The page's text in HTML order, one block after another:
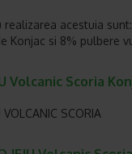
acestuia
Konjac si 8% pulbere
Volcanic Scoria
VOLCANIC SCORIA